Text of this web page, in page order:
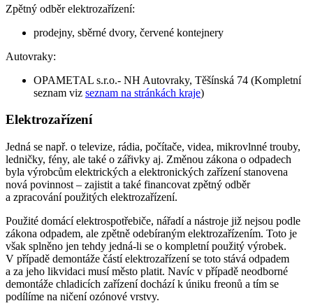
Zpětný odběr elektrozařízení:
prodejny, sběrné dvory, červené kontejnery
Autovraky:
OPAMETAL s.r.o.- NH Autovraky, Těšínská 74 (Kompletní
seznam viz seznam na stránkách kraje)
Elektrozařízení
Jedná se např. o televize, rádia, počítače, videa, mikrovlnné trouby,
ledničky, fény, ale také o zářivky aj. Změnou zákona o odpadech
byla výrobcům elektrických a elektronických zařízení stanovena
nová povinnost – zajistit a také financovat zpětný odběr
a zpracování použitých elektrozařízení.
Použité domácí elektrospotřebiče, nářadí a nástroje již nejsou podle
zákona odpadem, ale zpětně odebíraným elektrozařízením. Toto je
však splněno jen tehdy jedná-li se o kompletní použitý výrobek.
V případě demontáže částí elektrozařízení se toto stává odpadem
a za jeho likvidaci musí město platit. Navíc v případě neodborné
demontáže chladicích zařízení dochází k úniku freonů a tím se
podílíme na ničení ozónové vrstvy.